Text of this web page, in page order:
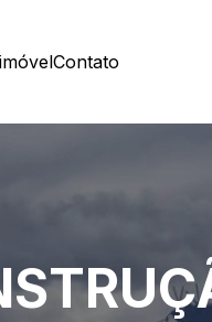
Contato